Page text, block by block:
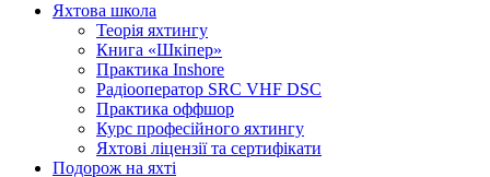
Яхтова школа
Теорія яхтингу
Книга «Шкіпер»
Практика Inshore
Радіооператор SRC VHF DSC
Практика оффшор
Курс професійного яхтингу
Яхтові ліцензії та сертифікати
Подорож на яхті